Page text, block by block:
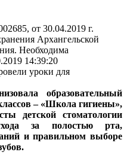
от 30.04.2019 г.
Архангельской
Необходима
14:39:20
образовательный
– «Школа гигиены»,
детской стоматологии
за полостью рта,
и правильном выборе